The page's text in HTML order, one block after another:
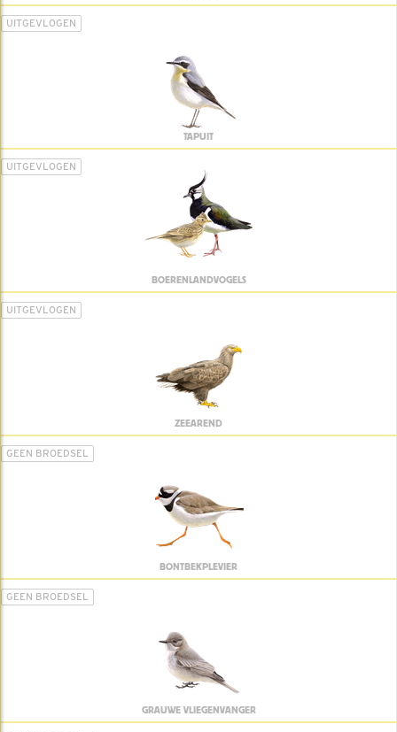
UITGEVLOGEN
TAPUIT
UITGEVLOGEN
BOERENLANDVOGELS
UITGEVLOGEN
ZEEAREND
GEEN BROEDSEL
BONTBEKPLEVIER
GEEN BROEDSEL
GRAUWE VLIEGENVANGER